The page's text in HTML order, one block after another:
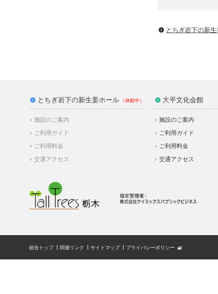
とちぎ岩下の新
とちぎ岩下の新生姜ホール
施設のご案内
ご利用ガイド
ご利用料金
交通アクセス
大平文化会館
施設のご案内
ご利用ガイド
ご利用料金
交通アクセス
総合トップ 関連リンク サイトマップ プライバシーポリシー